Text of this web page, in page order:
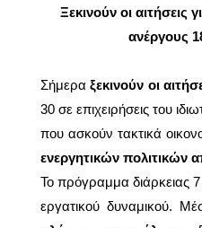
Ξεκινούν οι αιτήσεις
ανέργους
Σήμεραξεκινούν οι
30 σε επιχειρήσεις του
που ασκούν τακτικά
ενεργητικών πολιτικών
Το πρόγραμμα διάρκειας
εργατικού δυναμικού.